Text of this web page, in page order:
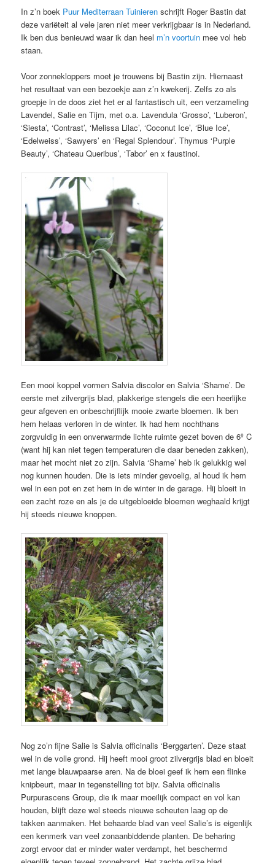
In z’n boek Puur Mediterraan Tuinieren schrijft Roger Bastin dat
deze variëteit al vele jaren niet meer verkrijgbaar is in Nederland.
Ik ben dus benieuwd waar ik dan heel m’n voortuin mee vol heb
staan.
Voor zonnekloppers moet je trouwens bij Bastin zijn. Hiernaast
het resultaat van een bezoekje aan z’n kwekerij. Zelfs zo als
groepje in de doos ziet het er al fantastisch uit, een verzameling
Lavendel, Salie en Tijm, met o.a. Lavendula ‘Grosso’, ‘Luberon’,
‘Siesta’, ‘Contrast’, ‘Melissa Lilac’, ‘Coconut Ice’, ‘Blue Ice’,
‘Edelweiss’, ‘Sawyers’ en ‘Regal Splendour’. Thymus ‘Purple
Beauty’, ‘Chateau Queribus’, ‘Tabor’ en x faustinoi.
Een mooi koppel vormen Salvia discolor en Salvia ‘Shame’. De
eerste met zilvergrijs blad, plakkerige stengels die een heerlijke
geur afgeven en onbeschrijflijk mooie zwarte bloemen. Ik ben
hem helaas verloren in de winter. Ik had hem nochthans
zorgvuldig in een onverwarmde lichte ruimte gezet boven de 6º C
(want hij kan niet tegen temperaturen die daar beneden zakken),
maar het mocht niet zo zijn. Salvia ‘Shame’ heb ik gelukkig wel
nog kunnen houden. Die is iets minder gevoelig, al houd ik hem
wel in een pot en zet hem in de winter in de garage. Hij bloeit in
een zacht roze en als je de uitgebloeide bloemen weghaald krijgt
hij steeds nieuwe knoppen.
Nog zo’n fijne Salie is Salvia officinalis ‘Berggarten’. Deze staat
wel in de volle grond. Hij heeft mooi groot zilvergrijs blad en bloeit
met lange blauwpaarse aren. Na de bloei geef ik hem een flinke
knipbeurt, maar in tegenstelling tot bijv. Salvia officinalis
Purpurascens Group, die ik maar moeilijk compact en vol kan
houden, blijft deze wel steeds nieuwe scheuten laag op de
takken aanmaken. Het behaarde blad van veel Salie’s is eigenlijk
een kenmerk van veel zonaanbiddende planten. De beharing
zorgt ervoor dat er minder water verdampt, het beschermd